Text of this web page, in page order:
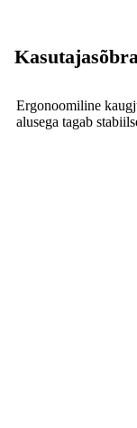
Ergonoomiline
alusega tagab